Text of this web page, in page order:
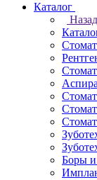
Каталог
Назад
Боры